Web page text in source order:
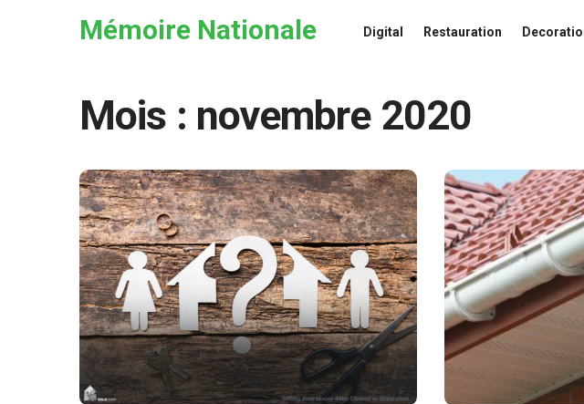
Mémoire Nationale Digital Restauration
Mois : novembre 2020